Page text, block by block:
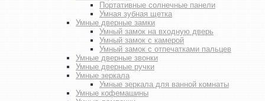
Портативные солнечные панели
Умная зубная щетка
Умные дверные замки
Умный замок на входную дверь
Умный замок с камерой
Умный замок с отпечатками пальцев
Умные дверные звонки
Умные дверные ручки
Умные зеркала
Умные зеркала для ванной комнаты
Умные кофемашины